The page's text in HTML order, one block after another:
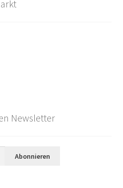
Rickelt
Newsletter